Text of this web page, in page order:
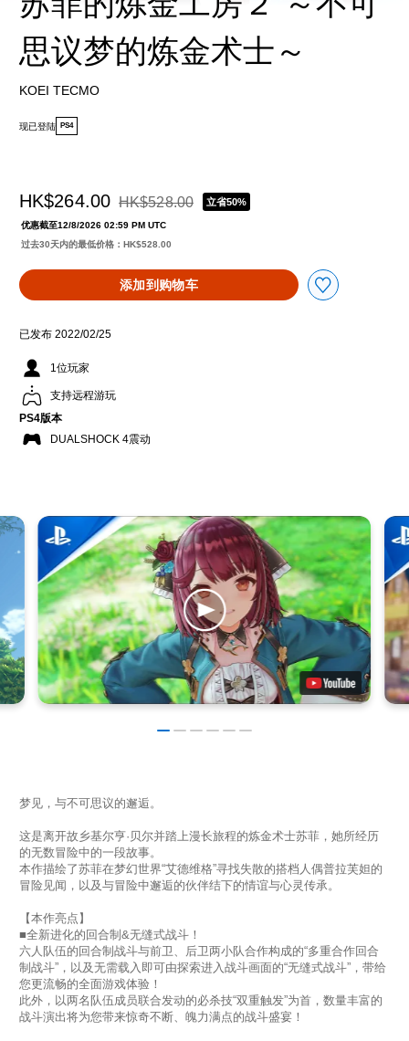
思议梦的炼金术士～
KOEI TECMO
现已登陆 PS4
HK$264.00 从原价HK$528.00折扣优惠
HK$528.00 立省50%
优惠截至12/8/2026 02:59 PM UTC
过去30天内的最低价格：HK$528.00
添加到购物车
已发布 2022/02/25
1位玩家
支持远程游玩
PS4版本
DUALSHOCK 4震动
梦见，与不可思议的邂逅。
这是离开故乡基尔亨·贝尔并踏上漫长旅程的炼金术士苏菲，她所经历
的无数冒险中的一段故事。
本作描绘了苏菲在梦幻世界“艾德维格”寻找失散的搭档人偶普拉芙妲的
冒险见闻，以及与冒险中邂逅的伙伴结下的情谊与心灵传承。
【本作亮点】
■全新进化的回合制&无缝式战斗！
六人队伍的回合制战斗与前卫、后卫两小队合作构成的“多重合作回合
制战斗”，以及无需载入即可由探索进入战斗画面的“无缝式战斗”，带给
您更流畅的全面游戏体验！
此外，以两名队伍成员联合发动的必杀技“双重触发”为首，数量丰富的
战斗演出将为您带来惊奇不断、魄力满点的战斗盛宴！